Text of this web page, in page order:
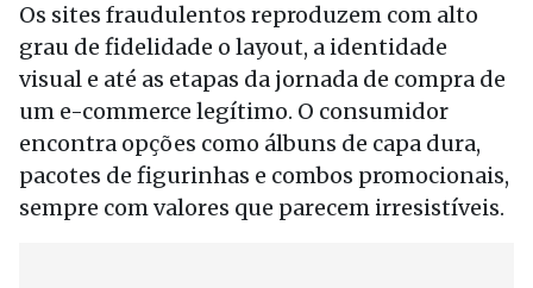
Os sites fraudulentos reproduzem com alto
grau de fidelidade o layout, a identidade
visual e até as etapas da jornada de compra de
um e-commerce legítimo. O consumidor
encontra opções como álbuns de capa dura,
pacotes de figurinhas e combos promocionais,
sempre com valores que parecem irresistíveis.